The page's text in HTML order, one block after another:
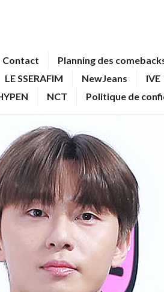
Contact
Planning des
LE SSERAFIM NewJeans
IVE
NCT Politique de